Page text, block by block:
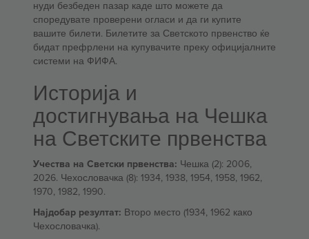
нуди безбеден пазар каде што можете да
споредувате проверени огласи и да ги купите
вашите билети. Билетите за Светското првенство ќе
бидат префрлени на купувачите преку официјалните
системи на ФИФА.
Историја и
достигнувања на Чешка
на Светските првенства
Учества на Светски првенства: Чешка (2): 2006,
2026. Чехословачка (8): 1934, 1938, 1954, 1958, 1962,
1970, 1982, 1990.
Најдобар резултат: Второ место (1934, 1962 како
Чехословачка).